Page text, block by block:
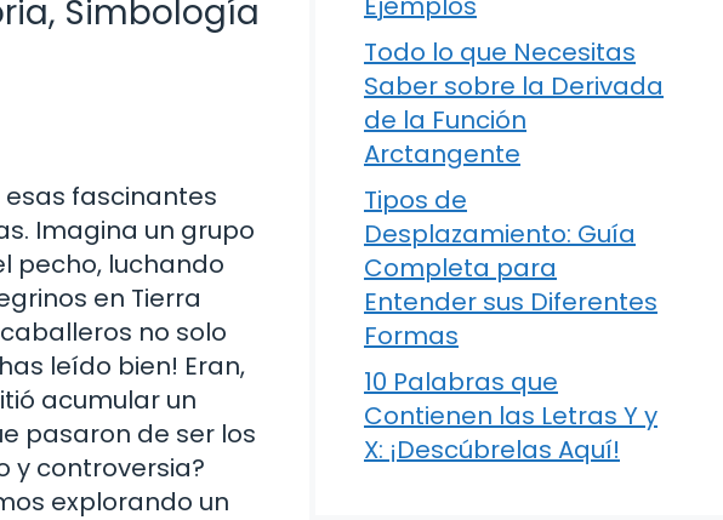
Simbología
esas fascinantes
Imagina un grupo
pecho, luchando
en Tierra
no solo
leído bien! Eran,
acumular un
pasaron de ser los
y controversia?
explorando un
Todo lo que Necesitas
Saber sobre la Derivada
de la Función
Arctangente
Tipos de
Desplazamiento: Guía
Completa para
Entender sus Diferentes
Formas
10 Palabras que
Contienen las Letras Y y
X: ¡Descúbrelas Aquí!